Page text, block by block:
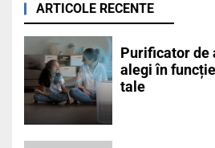
ARTICOLE RECENTE
Purificator de
alegi în
tale